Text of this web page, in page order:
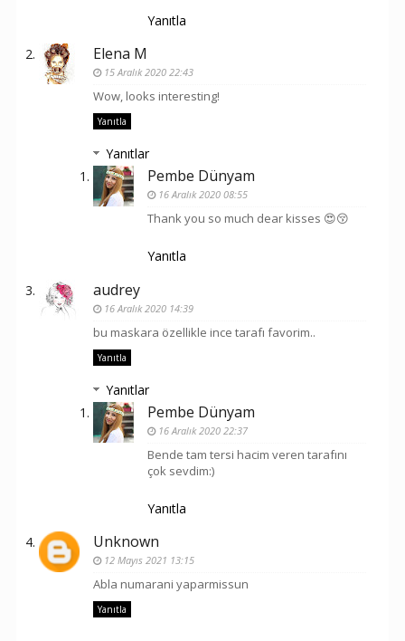
Yanıtla
Elena M
15 Aralık 2020 22:43
Wow, looks interesting!
Yanıtla
Yanıtlar
Pembe Dünyam
16 Aralık 2020 08:55
Thank you so much dear kisses 😍😚
Yanıtla
audrey
16 Aralık 2020 14:39
bu maskara özellikle ince tarafı favorim..
Yanıtla
Yanıtlar
Pembe Dünyam
16 Aralık 2020 22:37
Bende tam tersi hacim veren tarafını
çok sevdim:)
Yanıtla
Unknown
12 Mayıs 2021 13:15
Abla numarani yaparmissun
Yanıtla